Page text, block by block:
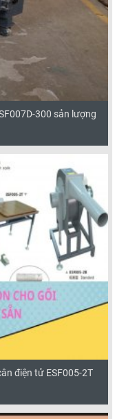
300 sản lượng
điện tử ESF005-2T